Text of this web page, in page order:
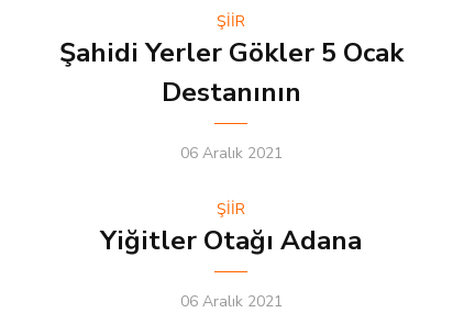
ŞİİR
Şahidi Yerler Gökler 5 Ocak
Destanının
06 Aralık 2021
ŞİİR
Yiğitler Otağı Adana
06 Aralık 2021